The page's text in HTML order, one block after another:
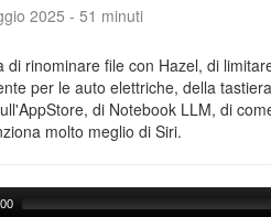
2025 - 51 minuti
di rinominare file con Hazel, di
per le auto elettriche, della
di Notebook LLM, di
molto meglio di Siri.